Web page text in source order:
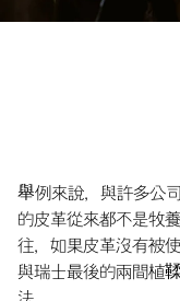
舉例來說，與許多公
的皮革從來都不是牧
往，如果皮革沒有被
與瑞士最後的兩間植